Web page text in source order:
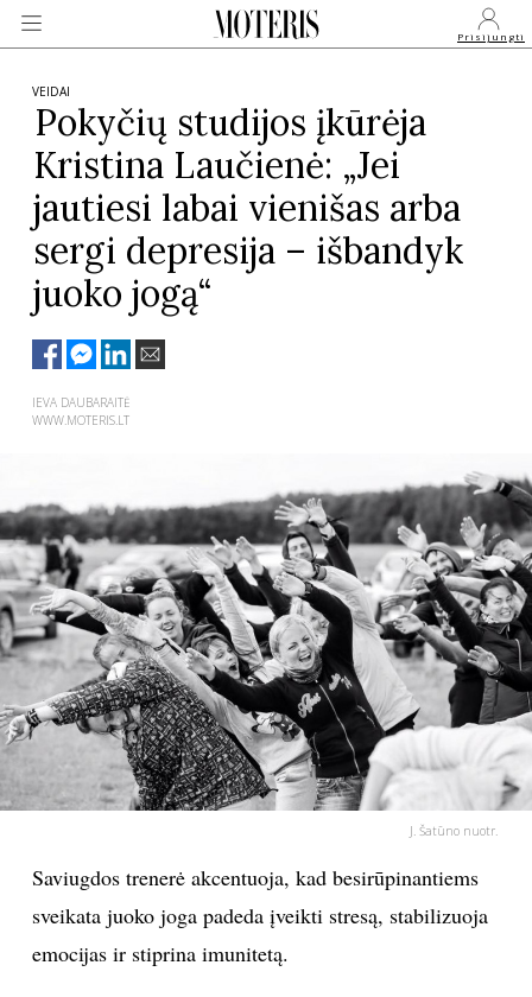
Prisijungti
VEIDAI
MONARCHIJA
MADA
GROŽIS
APIE MANE
PSICHOLOGIJA
HOROSKOPAI
ASTROLOGIJA
POLITIKA
LAISVALAIKIS
VEIDAI
Pokyčių studijos įkūrėja
Kristina Laučienė: „Jei
jautiesi labai vienišas arba
sergi depresija – išbandyk
juoko jogą“
IEVA DAUBARAITĖ
WWW.MOTERIS.LT
J. Šatūno nuotr.
Saviugdos trenerė akcentuoja, kad besirūpinantiems
sveikata juoko joga padeda įveikti stresą, stabilizuoja
emocijas ir stiprina imunitetą.